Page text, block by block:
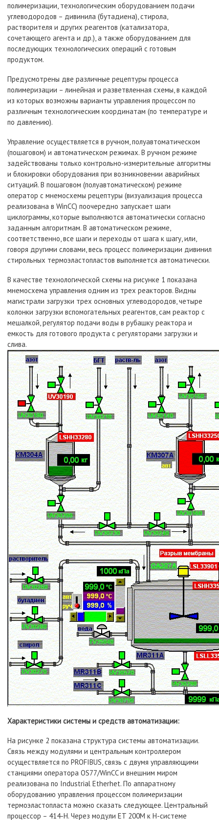
полимеризации, технологическим оборудованием подачи
углеводородов – дивинила (бутадиена), стирола,
растворителя и других реагентов (катализатора,
сочетающего агента и др.), а также оборудованием для
последующих технологических операций с готовым
продуктом.
Предусмотрены две различные рецептуры процесса
полимеризации – линейная и разветвленная схемы, в каждой
из которых возможны варианты управления процессом по
различным технологическим координатам (по температуре и
по давлению).
Управление осуществляется в ручном, полуавтоматическом
(пошаговом) и автоматическом режимах. В ручном режиме
задействованы только контрольно-измерительные алгоритмы
и блокировки оборудования при возникновении аварийных
ситуаций. В пошаговом (полуавтоматическом) режиме
оператор с мнемосхемы рецептуры (визуализация процесса
реализована в WinCC) поочередно запускает шаги
циклограммы, которые выполняются автоматически согласно
заданным алгоритмам. В автоматическом режиме,
соответственно, все шаги и переходы от шага к шагу, или,
говоря другими словами, весь процесс полимеризации дивинил
стирольных термоэластопластов выполняется автоматически.
В качестве технологической схемы на рисунке 1 показана
мнемосхема управления одним из трех реакторов. Видны
магистрали загрузки трех основных углеводородов, четыре
колонки загрузки вспомогательных реагентов, сам реактор с
мешалкой, регулятор подачи воды в рубашку реактора и
емкость для готового продукта с регуляторами загрузки и
слива.
Характеристики системы и средств автоматизации:
На рисунке 2 показана структура системы автоматизации.
Связь между модулями и центральным контроллером
осуществляется по PROFIBUS, связь с двумя управляющими
станциями оператора OS77/WinCC и внешним миром
реализована по Industrial Etherhet. По аппаратному
оборудованию управления процессом полимеризации
термоэластопласта можно сказать следующее. Центральный
процессор – 414-H. Через модули ET 200M к H-системе